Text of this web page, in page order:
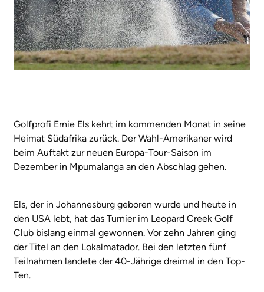
Golfprofi Ernie Els kehrt im kommenden Monat in seine
Heimat Südafrika zurück. Der Wahl-Amerikaner wird
beim Auftakt zur neuen Europa-Tour-Saison im
Dezember in Mpumalanga an den Abschlag gehen.
Els, der in Johannesburg geboren wurde und heute in
den USA lebt, hat das Turnier im Leopard Creek Golf
Club bislang einmal gewonnen. Vor zehn Jahren ging
der Titel an den Lokalmatador. Bei den letzten fünf
Teilnahmen landete der 40-Jährige dreimal in den Top-
Ten.